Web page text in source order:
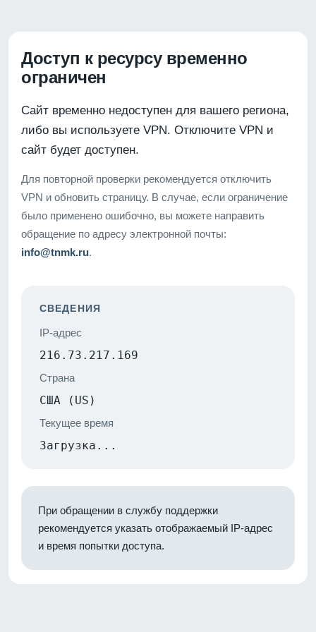
Доступ к ресурсу временно
ограничен
Сайт временно недоступен для вашего региона,
либо вы используете VPN. Отключите VPN и
сайт будет доступен.
Для повторной проверки рекомендуется отключить
VPN и обновить страницу. В случае, если ограничение
было применено ошибочно, вы можете направить
обращение по адресу электронной почты:
info@tnmk.ru.
СВЕДЕНИЯ
IP-адрес
216.73.217.169
Страна
США (US)
Текущее время
Загрузка...
При обращении в службу поддержки
рекомендуется указать отображаемый IP-адрес
и время попытки доступа.